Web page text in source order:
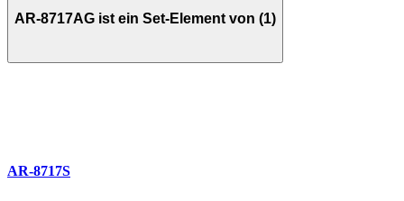
AR-8717AG ist ein Set-Element von (1)
AR-8717S